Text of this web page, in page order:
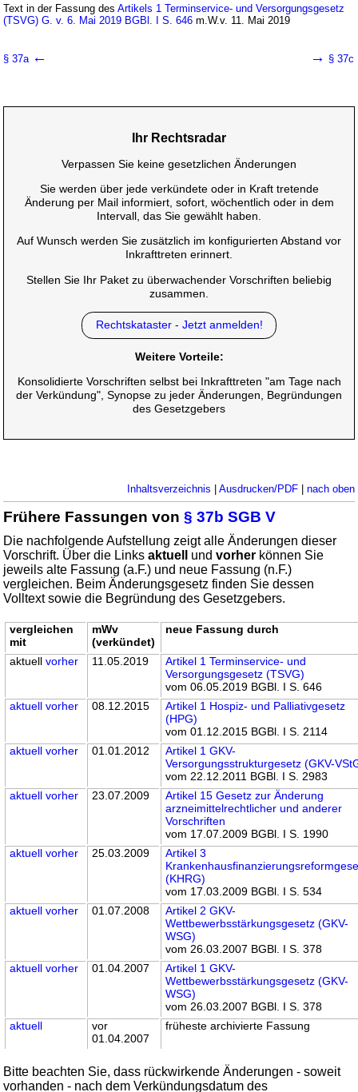
Text in der Fassung desArtikels 1 Terminservice- und Versorgungsgesetz
(TSVG) G. v. 6. Mai 2019 BGBl. I S. 646 m.W.v. 11. Mai 2019
§ 37a ← → § 37c
Ihr Rechtsradar
Verpassen Sie keine gesetzlichen Änderungen
Sie werden über jede verkündete oder in Kraft tretende
Änderung per Mail informiert, sofort, wöchentlich oder in dem
Intervall, das Sie gewählt haben.
Auf Wunsch werden Sie zusätzlich im konfigurierten Abstand vor
Inkrafttreten erinnert.
Stellen Sie Ihr Paket zu überwachender Vorschriften beliebig
zusammen.
Rechtskataster - Jetzt anmelden!
Weitere Vorteile:
Konsolidierte Vorschriften selbst bei Inkrafttreten "am Tage nach
der Verkündung", Synopse zu jeder Änderungen, Begründungen
des Gesetzgebers
Inhaltsverzeichnis Ausdrucken/PDF| nach oben
Frühere Fassungen von§ 37b SGB V
Die nachfolgende Aufstellung zeigt alle Änderungen dieser
Vorschrift. Über die Linksaktuell undvorher können Sie
jeweils alte Fassung (a.F.) und neue Fassung (n.F.)
vergleichen. Beim Änderungsgesetz finden Sie dessen
Volltext sowie die Begründung des Gesetzgebers.
vergleichen
mit
mWv
(verkündet)
neue Fassung durch
aktuellvorher 11.05.2019
Artikel 1 Terminservice- und
Versorgungsgesetz (TSVG)
vom 06.05.2019 BGBl. I S. 646
aktuell vorher 08.12.2015
Artikel 1 Hospiz- und Palliativgesetz
(HPG)
vom 01.12.2015 BGBl. I S. 2114
aktuell vorher 01.01.2012
Artikel 1 GKV-
Versorgungsstrukturgesetz (GKV-
vom 22.12.2011 BGBl. I S. 2983
aktuell vorher 23.07.2009
Artikel 15 Gesetz zur Änderung
arzneimittelrechtlicher und anderer
Vorschriften
vom 17.07.2009 BGBl. I S. 1990
aktuell vorher 25.03.2009
Artikel 3
(KHRG)
vom 17.03.2009 BGBl. I S. 534
aktuell vorher 01.07.2008
Artikel 2 GKV-
Wettbewerbsstärkungsgesetz (GKV-
WSG)
vom 26.03.2007 BGBl. I S. 378
aktuell vorher 01.04.2007
Artikel 1 GKV-
Wettbewerbsstärkungsgesetz (GKV-
WSG)
vom 26.03.2007 BGBl. I S. 378
aktuell
vor
01.04.2007
früheste archivierte Fassung
Bitte beachten Sie, dass rückwirkende Änderungen - soweit
vorhanden - nach dem Verkündungsdatum des